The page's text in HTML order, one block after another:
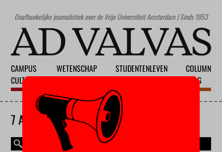
Onafhankelijke journalistiek over de Vrije Universiteit Amsterdam | Sinds 1953
CAMPUS
CULTUUR
WETENSCHAP
STUDENTENLEVEN
COLUMN
BLOG
7 AUGUSTUS 2026